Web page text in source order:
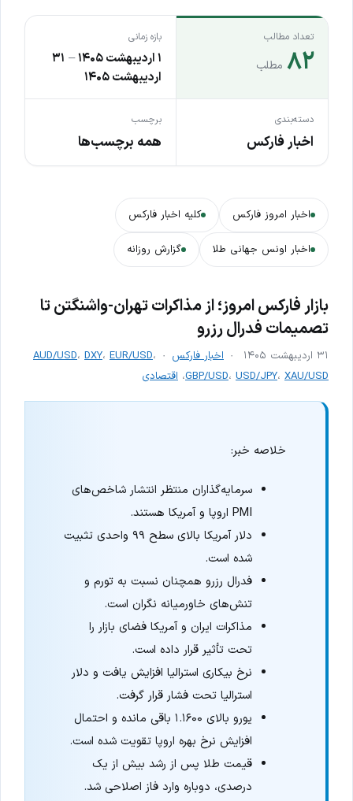
تعداد مطالب
۸۲ مطلب
بازه زمانی
۱ اردیبهشت ۱۴۰۵ – ۳۱
اردیبهشت ۱۴۰۵
دسته‌بندی
اخبار فارکس
برچسب
همه برچسب‌ها
اخبار امروز فارکس کلیه اخبار فارکس
اخبار اونس جهانی طلا گزارش روزانه
بازار فارکس امروز؛ از مذاکرات تهران-واشنگتن تا
تصمیمات فدرال رزرو
۳۱ اردیبهشت ۱۴۰۵ اخبار فارکس AUD/USD، DXY، EUR/USD،
GBP/USD، USD/JPY، XAU/USD ، اقتصادی
خلاصه خبر:
سرمایه‌گذاران منتظر انتشار شاخص‌های
PMI اروپا و آمریکا هستند.
دلار آمریکا بالای سطح ۹۹ واحدی تثبیت
شده است.
فدرال رزرو همچنان نسبت به تورم و
تنش‌های خاورمیانه نگران است.
مذاکرات ایران و آمریکا فضای بازار را
تحت تأثیر قرار داده است.
نرخ بیکاری استرالیا افزایش یافت و دلار
استرالیا تحت فشار قرار گرفت.
یورو بالای ۱.۱۶۰۰ باقی مانده و احتمال
افزایش نرخ بهره اروپا تقویت شده است.
قیمت طلا پس از رشد بیش از یک
درصدی، دوباره وارد فاز اصلاحی شد.